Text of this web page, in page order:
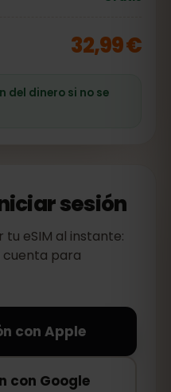
32,99 €
del dinero si no se
sesión
eSIM al instante:
cuenta para
con Apple
con Google